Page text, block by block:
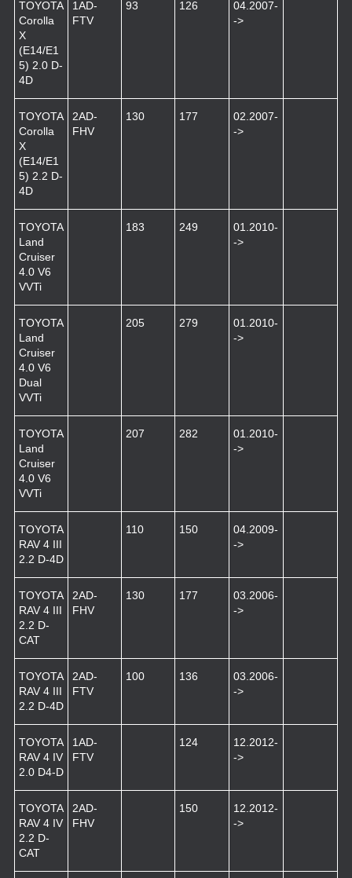
TOYOTA
Corolla
X
(E14/E1
5) 2.0 D-
4D
1AD-
FTV
93 126
04.2007-
->
TOYOTA
Corolla
X
(E14/E1
5) 2.2 D-
4D
2AD-
FHV
130 177
02.2007-
->
TOYOTA
Land
Cruiser
4.0 V6
VVTi
183 249
01.2010-
->
TOYOTA
Land
Cruiser
4.0 V6
Dual
VVTi
205 279
01.2010-
->
TOYOTA
Land
Cruiser
4.0 V6
VVTi
207 282
01.2010-
->
TOYOTA
RAV 4 III
2.2 D-4D
110 150
04.2009-
->
TOYOTA
RAV 4 III
2.2 D-
CAT
2AD-
FHV
130 177
03.2006-
->
TOYOTA
RAV 4 III
2.2 D-4D
2AD-
FTV
100 136
03.2006-
->
TOYOTA
RAV 4 IV
2.0 D4-D
1AD-
FTV
124
12.2012-
->
TOYOTA
RAV 4 IV
2.2 D-
CAT
2AD-
FHV
150
12.2012-
->